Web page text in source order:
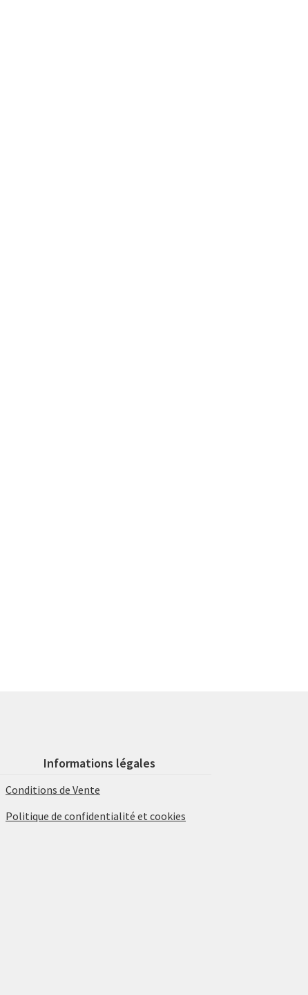
Informations légales
Conditions de Vente
Politique de confidentialité et cookies